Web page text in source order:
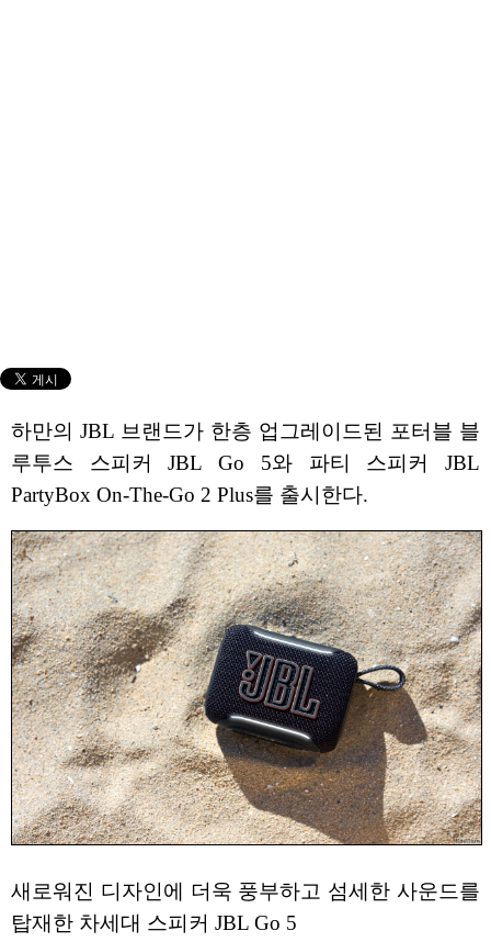
하만의 JBL 브랜드가 한층 업그레이드된 포터블 블
루투스 스피커 JBL Go 5와 파티 스피커 JBL
PartyBox On-The-Go 2 Plus를 출시한다.
새로워진 디자인에 더욱 풍부하고 섬세한 사운드를
탑재한 차세대 스피커 JBL Go 5